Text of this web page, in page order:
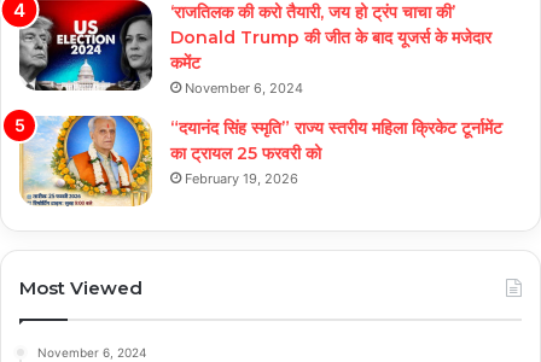
‘राजतिलक की करो तैयारी, जय हो ट्रंप चाचा की’
Donald Trump की जीत के बाद यूजर्स के मजेदार
कमेंट
November 6, 2024
“दयानंद सिंह स्मृति” राज्य स्तरीय महिला क्रिकेट टूर्नामेंट
का ट्रायल 25 फरवरी को
February 19, 2026
Most Viewed
November 6, 2024